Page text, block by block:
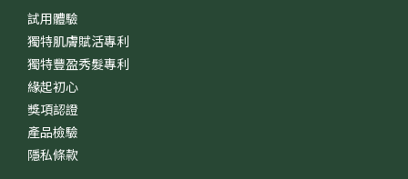
試用體驗
獨特肌膚賦活專利
獨特豐盈秀髮專利
緣起初心
獎項認證
產品檢驗
隱私條款